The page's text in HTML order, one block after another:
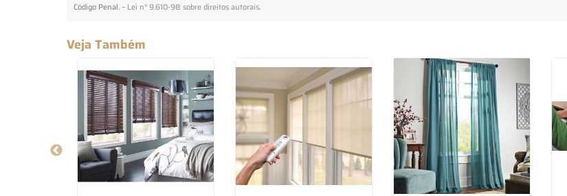
Código Penal. – Lei n° 9.610-98 sobre direitos autorais.
Veja Também